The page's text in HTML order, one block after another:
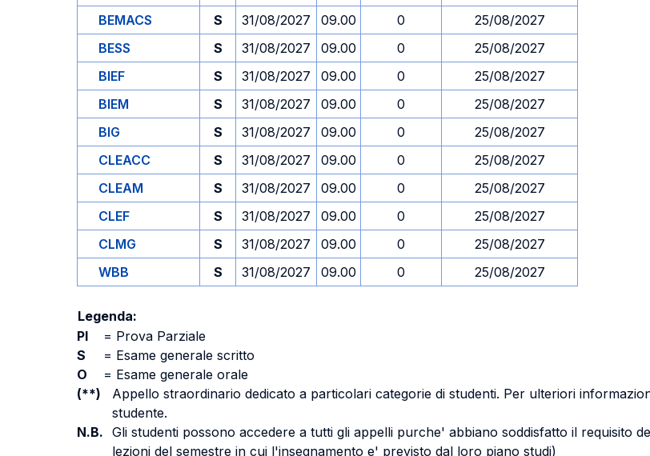
BEMACS
S 31/08/2027 09.00 0
25/08/2027
BESS
S 31/08/2027 09.00 0
25/08/2027
BIEF
S 31/08/2027 09.00 0
25/08/2027
BIEM
S 31/08/2027 09.00 0
25/08/2027
BIG
S 31/08/2027 09.00 0
25/08/2027
CLEACC
S 31/08/2027 09.00 0
25/08/2027
CLEAM
S 31/08/2027 09.00 0
25/08/2027
CLEF
S 31/08/2027 09.00 0
25/08/2027
CLMG
S 31/08/2027 09.00 0
25/08/2027
WBB
S 31/08/2027 09.00 0 25/08/2027
Legenda:
PI
= Prova Parziale
S
= Esame generale scritto
O
= Esame generale orale
(**)
Appello straordinario dedicato a particolari categorie di studenti. Per ulteriori
studente.
N.B. Gli studenti possono accedere a tutti gli appelli purche' abbiano soddisfatto il requisito
lezioni del semestre in cui l'insegnamento e' previsto dal loro piano studi)